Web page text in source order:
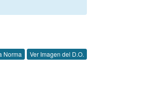
Norma Ver Imagen del D.O.